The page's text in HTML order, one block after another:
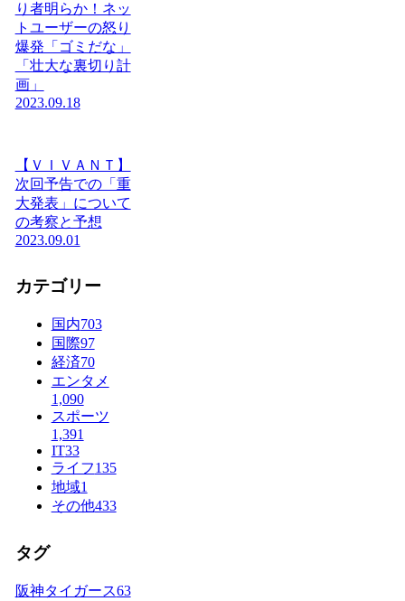
り者明らか！ネッ
トユーザーの怒り
爆発「ゴミだな」
「壮大な裏切り計
画」
2023.09.18
【ＶＩＶＡＮＴ】
次回予告での「重
大発表」について
の考察と予想
2023.09.01
カテゴリー
国内703
国際97
経済70
エンタメ
1,090
スポーツ
1,391
IT33
ライフ135
地域1
その他433
タグ
阪神タイガース63